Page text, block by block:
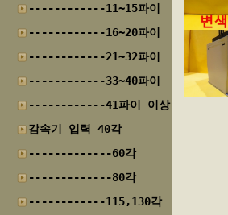
------------11~15파이
------------16~20파이
------------21~32파이
------------33~40파이
------------41파이 이상
감속기 입력 40각
-------------60각
-------------80각
------------115,130각